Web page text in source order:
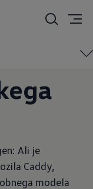
Ali je
Caddy,
modela